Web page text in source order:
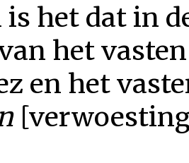
is het dat in
het vasten
en het